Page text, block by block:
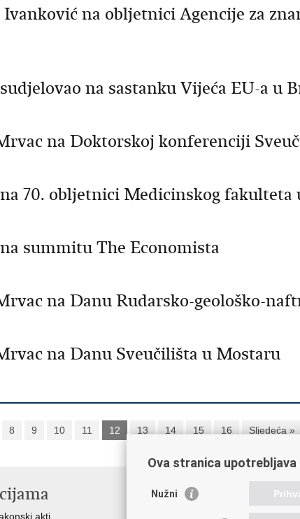
na obljetnici Agencije za
na sastanku Vijeća EU-a u
na Doktorskoj konferenciji
70. obljetnici Medicinskog fakulteta
summitu The Economista
na Danu Rudarsko-geološko-
na Danu Sveučilišta u Mostaru
8 9 10 11 12 13 14 15 16 Sljedeća »
akti
Korisne poveznice
Ova stranica
Nužni